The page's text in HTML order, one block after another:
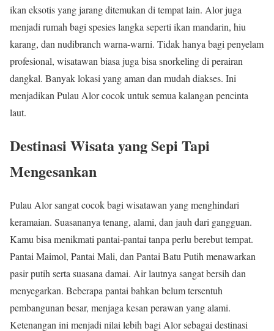
ikan eksotis yang jarang ditemukan di tempat lain. Alor juga
menjadi rumah bagi spesies langka seperti ikan mandarin, hiu
karang, dan nudibranch warna-warni. Tidak hanya bagi penyelam
profesional, wisatawan biasa juga bisa snorkeling di perairan
dangkal. Banyak lokasi yang aman dan mudah diakses. Ini
menjadikan Pulau Alor cocok untuk semua kalangan pencinta
laut.
Destinasi Wisata yang Sepi Tapi
Mengesankan
Pulau Alor sangat cocok bagi wisatawan yang menghindari
keramaian. Suasananya tenang, alami, dan jauh dari gangguan.
Kamu bisa menikmati pantai-pantai tanpa perlu berebut tempat.
Pantai Maimol, Pantai Mali, dan Pantai Batu Putih menawarkan
pasir putih serta suasana damai. Air lautnya sangat bersih dan
menyegarkan. Beberapa pantai bahkan belum tersentuh
pembangunan besar, menjaga kesan perawan yang alami.
Ketenangan ini menjadi nilai lebih bagi Alor sebagai destinasi